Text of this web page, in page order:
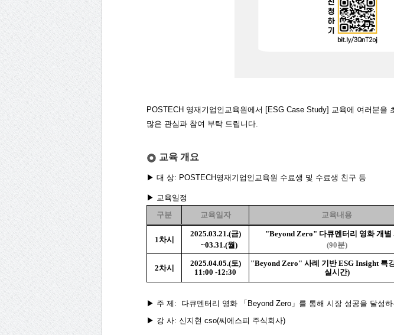
POSTECH 영재기업인교육원에서 [ESG Case Study] 교육에 여러분을
많은 관심과 참여 부탁 드립니다.
교육 개요
▶ 대 상: POSTECH영재기업인교육원 수료생 및 수료생 친구 등
▶ 교육일정
구분 교육일자 교육내용
1차시
2025.03.21.(금)
~03.31.(월)
"Beyond Zero" 다큐멘터리 영화 개별
(90분)
2차시
2025.04.05.(토)
11:00 -12:30
"Beyond Zero" 사례 기반ESG Insight 특
실시간)
▶ 주 제: 다큐멘터리 영화 「Beyond Zero」를 통해 시장 성공을 달성하
▶ 강 사: 신지현 cso(씨에스피 주식회사)